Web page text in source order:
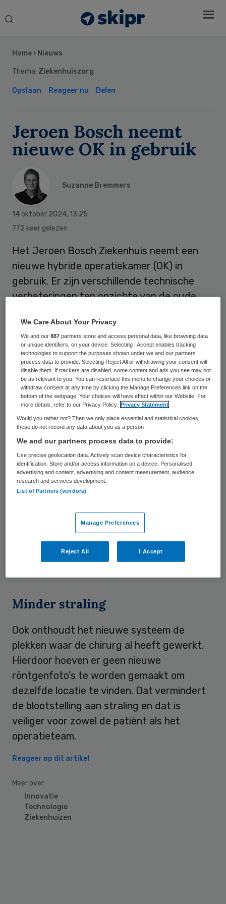
Search
Home › Nieuws
Thema: Ziekenhuiszorg
Opslaan Reageer nu Delen
Jeroen Bosch neemt
nieuwe OK in gebruik
Suzanne Bremmers
14 oktober 2024, 13:25
772 keer gelezen
Het Jeroen Bosch Ziekenhuis neemt een
nieuwe hybride operatiekamer (OK) in
gebruik. Er zijn verschillende technische
verbeteringen ten opzichte van de oude
team, minder vaak blootgesteld aan
straling en contrasteermiddel.
Aan beide zijden van de patiënt hangen
grote beeldschermen waardoor livebeelden
gecombineerd kunnen worden met eerdere
scans, zoals CT-scans, die tegelijkertijd op
het scherm worden getoond.
Minder contrasteermiddel
Daardoor kan het gebruik van
contrasteermiddel beperkt worden omdat
de structuur van de bloedvaten al goed
wordt weergeven. Dit is veiliger voor de
patiënt, omdat contrastmiddelen soms
Minder straling
Ook onthoudt het nieuwe systeem de
plekken waar de chirurg al heeft gewerkt.
Hierdoor hoeven er geen nieuwe
röntgenfoto’s te worden gemaakt om
dezelfde locatie te vinden. Dat vermindert
de blootstelling aan straling en dat is
veiliger voor zowel de patiënt als het
operatieteam.
Reageer op dit artikel
Meer over:
Innovatie
Technologie
Ziekenhuizen
Sidebar
We Care About Your Privacy
We and our887 partners store and access personal data, like browsing data
or unique identifiers, on your device. Selecting I Accept enables tracking
technologies to support the purposes shown under we and our partners
process data to provide. Selecting Reject All or withdrawing your consent will
disable them. If trackers are disabled, some content and ads you see may not
be as relevant to you. You can resurface this menu to change your choices or
withdraw consent at any time by clicking the Manage Preferences link on the
bottom of the webpage. Your choices will have effect within our Website. For
more details, refer to our Privacy Policy.
Privacy Statement
Would you rather not? Then we only place essential and statistical cookies,
these do not record any data about you as a person
We and our partners process data to provide:
Use precise geolocation data. Actively scan device characteristics for
identification. Store and/or access information on a device. Personalised
advertising and content, advertising and content measurement, audience
research and services development.
List of Partners (vendors)
Manage Preferences
Reject All I Accept